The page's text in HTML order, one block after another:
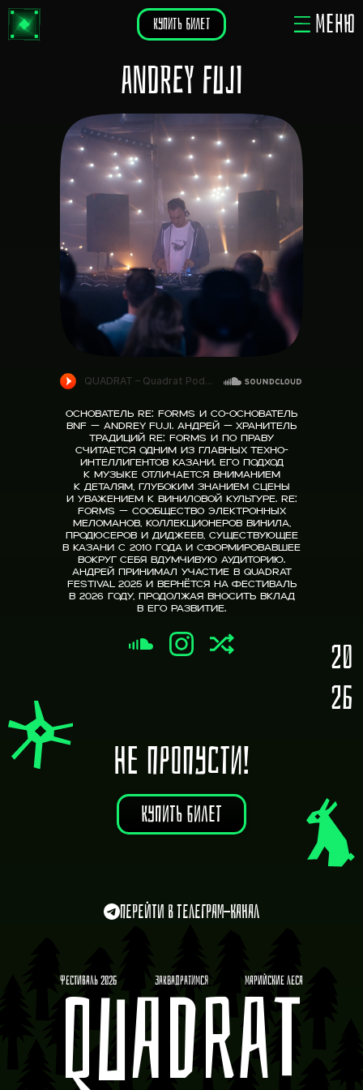
20
26
МЕНЮ
КУПИТЬ БИЛЕТ
Andrey Fuji
Основатель Re: Forms и со-основатель
BNF — Andrey Fuji. Андрей — хранитель
традиций Re: Forms и по праву
считается одним из главных техно-
интеллигентов Казани. Его подход
к музыке отличается вниманием
к деталям, глубоким знанием сцены
и уважением к виниловой культуре. Re:
Forms — сообщество электронных
меломанов, коллекционеров винила,
продюсеров и диджеев, существующее
в Казани с 2010 года и сформировавшее
вокруг себя вдумчивую аудиторию.
Андрей принимал участие в Quadrat
Festival 2025 и вернётся на фестиваль
в 2026 году, продолжая вносить вклад
в его развитие.
КУПИТЬ БИЛЕТ
НЕ ПРОПУСТИ!
Перейти в Телеграм-канал
QUADRAT
Марийские леса
Фестиваль 2026 ЗАКВАДРАТИМСЯ